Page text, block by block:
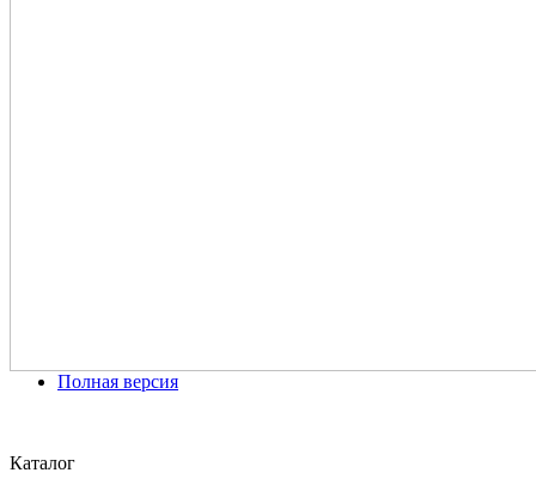
Полная версия
Каталог